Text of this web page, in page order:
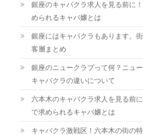
銀座のキャバクラ求人を見る前に
められるキャバ嬢とは
銀座にはキャバクラもあります。
客層まとめ
銀座のニュークラブって何？ニュ
キャバクラの違いについて
六本木のキャバクラ求人を見る前
で求められるキャバ嬢とは
キャバクラ激戦区！六本木の街の